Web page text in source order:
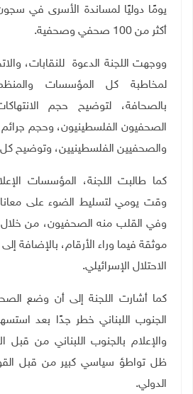
يومًا دوليًا لمساندة الأسرى في
أكثر من 100 صحفي وصحفية.
ووجهت اللجنة الدعوة للنقابات،
لمخاطبة كل المؤسسات
بالصحافة، لتوضيح حجم
الصحفيون الفلسطينيون، وحجم جرائم
والصحفيين الفلسطينيين، وتوضيح كل
كما طالبت اللجنة، المؤسسات
وقت يومي لتسليط الضوء على
وفي القلب منه الصحفيون، من
موثقة فيما وراء الأرقام، بالإضافة
الاحتلال الإسرائيلي.
كما أشارت اللجنة إلى أن وضع
الجنوب اللبناني خطر جدًا بعد
والإعلام بالجنوب اللبناني من قبل
ظل تواطؤ سياسي كبير من قبل
الدولي.